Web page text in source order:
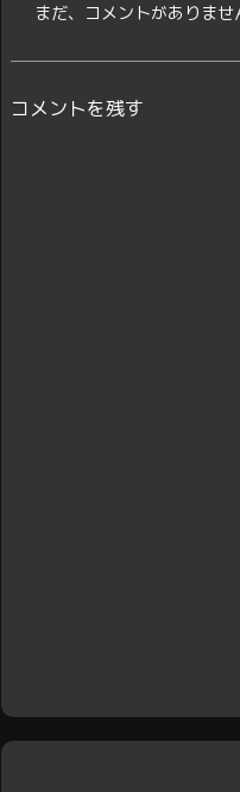
まだ、コメントがありませ
コメントを残す